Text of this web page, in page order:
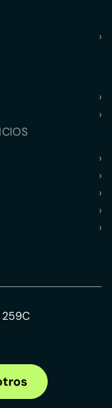
›
›
›
›
›
›
›
›
259C